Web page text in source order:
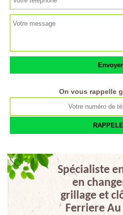
On vous rappelle
Spécialiste
en
grillage et
Ferriere Au